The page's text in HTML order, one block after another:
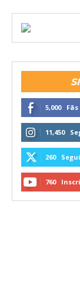
5,000 Fãs
11,450
260
760